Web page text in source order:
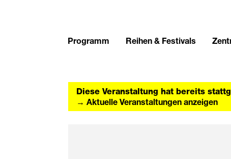
Programm Reihen & Festivals
Diese Veranstaltung hat bereits
→ Aktuelle Veranstaltungen anzeigen